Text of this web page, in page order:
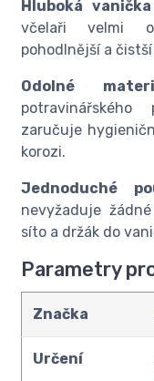
Hluboká vanička
včelaři velmi
pohodlnější a
Odolné
zaručuje
korozi.
Jednoduché
nevyžaduje
síto a držák do
Parametry
Značka
Určení